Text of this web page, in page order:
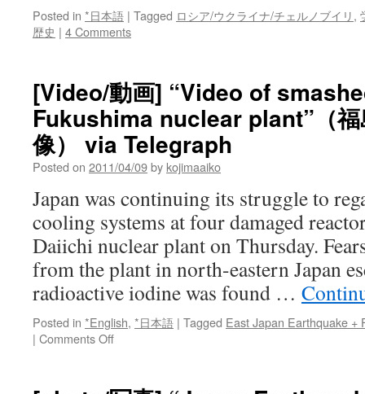
Posted in *日本語 | Tagged ロシア/ウクライナ/チェルノブイリ,
歴史 | 4 Comments
[Video/動画] “Video of
Fukushima nuclear plant”（福
像） via Telegraph
Posted on 2011/04/09by kojimaaiko
Japan was continuing its struggle to
cooling systems at four damaged
Daiichi nuclear plant on Thursday.
from the plant in north-eastern Japan
radioactive iodine was found …
Posted in *English, *日本語 | Tagged East Japan Earthquake +
| Comments Offon
画]